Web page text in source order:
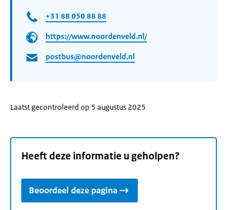
+31 88 050 88 88
https://www.noordenveld.nl/
postbus@noordenveld.nl
Laatst gecontroleerd op 5 augustus 2025
Heeft deze informatie u geholpen?
Beoordeel deze pagina